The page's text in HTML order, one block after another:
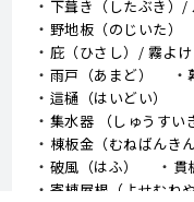
下葺き（したぶき）/
野地板（のじいた）
庇（ひさし）/ 霧よけ
雨戸（あまど）
這樋（はいどい）
集水器 （しゅうすい
棟板金（むねばんきん
破風（はふ）
貫
寄棟屋根（よせむねや